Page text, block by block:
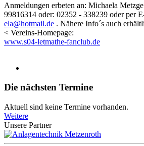
Anmeldungen erbeten an: Michaela
99816314 oder: 02352 - 338239 oder per
ela@hotmail.de . Nähere Info´s auch
< Vereins-Homepage:
www.s04-letmathe-fanclub.de
Die nächsten Termine
Aktuell sind keine Termine vorhanden.
Weitere
Unsere Partner